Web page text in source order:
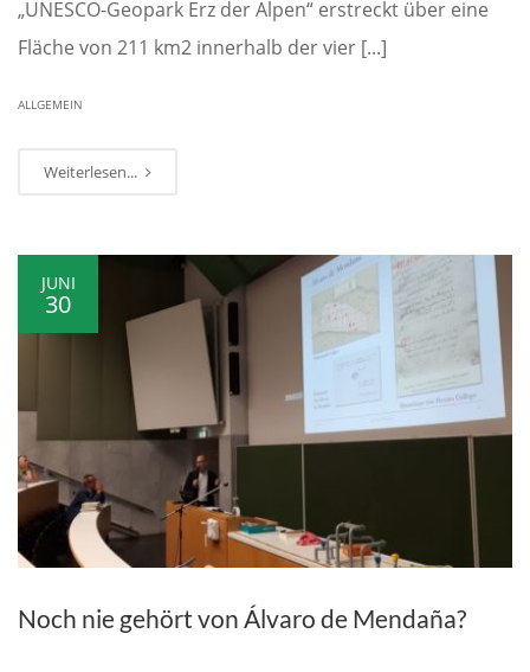
„UNESCO-Geopark Erz der Alpen“ erstreckt über eine
Fläche von 211 km2 innerhalb der vier [...]
ALLGEMEIN
Weiterlesen...
JUNI
30
Noch nie gehört von Álvaro de Mendaña?